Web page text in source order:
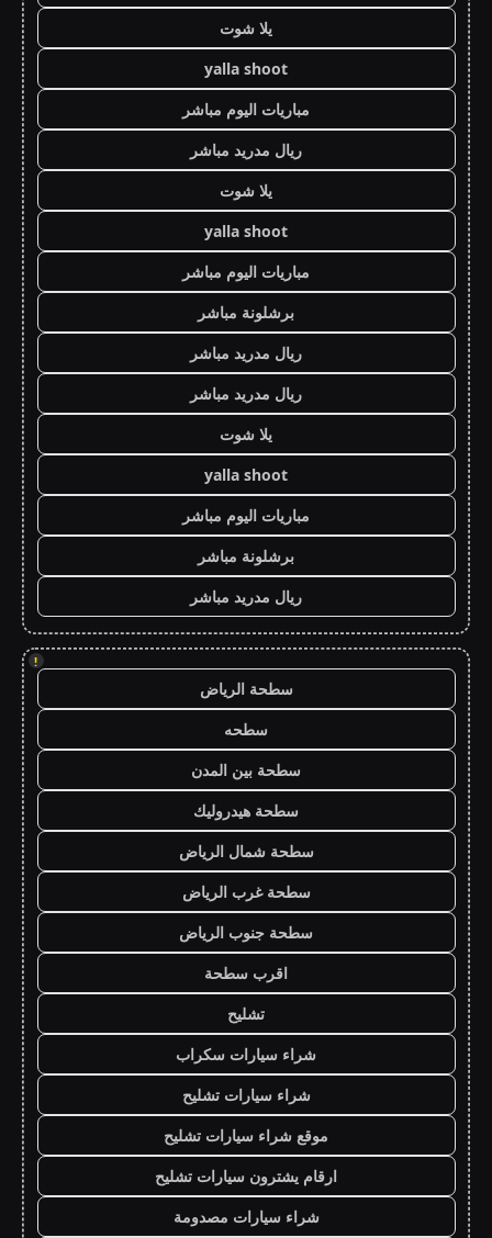
يلا شوت
yalla shoot
مباريات اليوم مباشر
ريال مدريد مباشر
يلا شوت
yalla shoot
مباريات اليوم مباشر
برشلونة مباشر
ريال مدريد مباشر
ريال مدريد مباشر
يلا شوت
yalla shoot
مباريات اليوم مباشر
برشلونة مباشر
ريال مدريد مباشر
!
سطحة الرياض
سطحه
سطحة بين المدن
سطحة هيدروليك
سطحة شمال الرياض
سطحة غرب الرياض
سطحة جنوب الرياض
اقرب سطحة
تشليح
شراء سيارات سكراب
شراء سيارات تشليح
موقع شراء سيارات تشليح
ارقام يشترون سيارات تشليح
شراء سيارات مصدومة